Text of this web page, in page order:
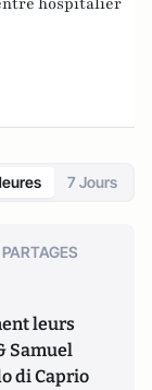
7 Jours
leurs
Samuel
di Caprio